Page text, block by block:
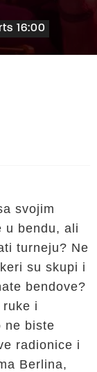
16:00
svojim
u bendu, ali
turneju? Ne
su skupi i
bendove?
i
ne biste
radionice i
Berlina,